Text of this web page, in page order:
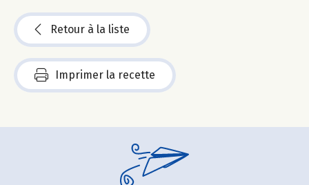
Retour à la liste
Imprimer la recette